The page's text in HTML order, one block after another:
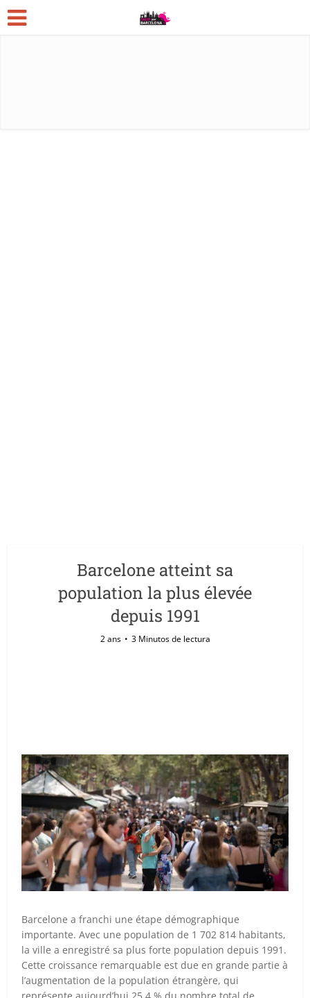
Barcelone atteint sa
population la plus élevée
depuis 1991
2 ans 3 Minutos de lectura
Barcelone a franchi une étape démographique
importante. Avec une population de 1 702 814 habitants,
la ville a enregistré sa plus forte population depuis 1991.
Cette croissance remarquable est due en grande partie à
l’augmentation de la population étrangère, qui